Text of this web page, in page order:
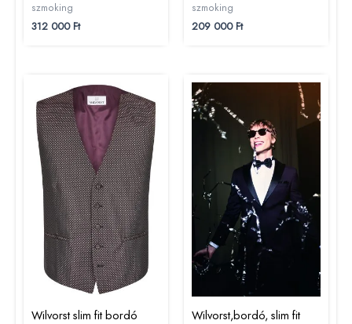
szmoking
312 000Ft
szmoking
209 000Ft
Wilvorst slim fit bordó
Wilvorst,bordó, slim fit